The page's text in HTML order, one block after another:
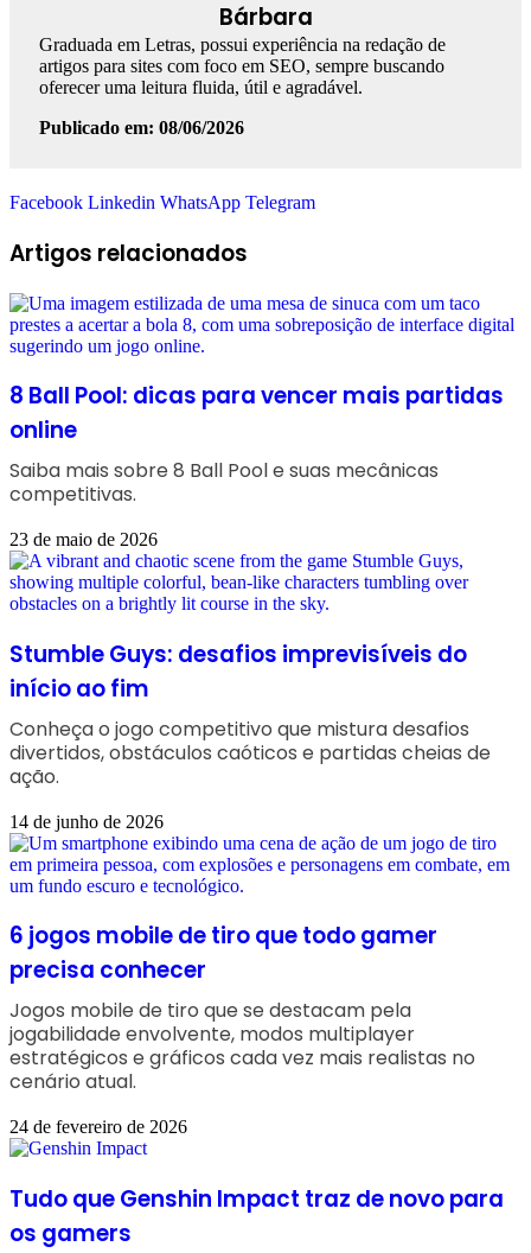
Bárbara
Graduada em Letras, possui experiência na redação de
artigos para sites com foco em SEO, sempre buscando
oferecer uma leitura fluida, útil e agradável.
Publicado em: 08/06/2026
Facebook Linkedin WhatsApp Telegram
Artigos relacionados
8 Ball Pool: dicas para vencer mais partidas
online
Saiba mais sobre 8 Ball Pool e suas mecânicas
competitivas.
23 de maio de 2026
Stumble Guys: desafios imprevisíveis do
início ao fim
Conheça o jogo competitivo que mistura desafios
divertidos, obstáculos caóticos e partidas cheias de
ação.
14 de junho de 2026
6 jogos mobile de tiro que todo gamer
precisa conhecer
Jogos mobile de tiro que se destacam pela
jogabilidade envolvente, modos multiplayer
estratégicos e gráficos cada vez mais realistas no
cenário atual.
24 de fevereiro de 2026
Tudo que Genshin Impact traz de novo para
os gamers